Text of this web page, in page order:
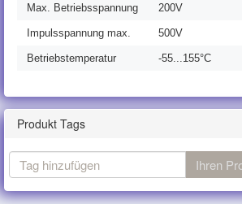
Max. Betriebsspannung 200V
Impulsspannung max. 500V
Betriebstemperatur -55...155°C
Produkt Tags
Tag
hinzufügen Ihren